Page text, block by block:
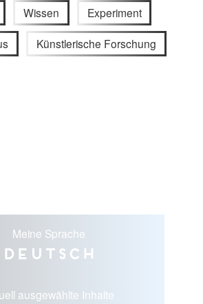
Wissen Experiment
Künstlerische Forschung
Meine Sprache
Deutsch
ausgewählte Inhalte